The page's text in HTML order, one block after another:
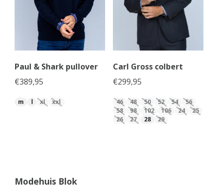
Paul & Shark pullover
€389,95
m l xl xxl
Carl Gross colbert
€299,95
46 48 50 52 54
56
58
98 102 106 24
25
26
27 28 29
Modehuis Blok